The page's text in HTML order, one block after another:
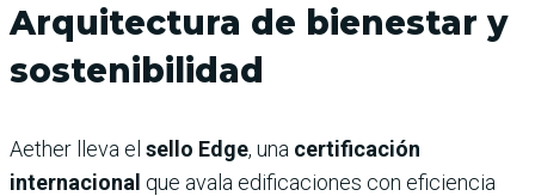
Arquitectura de bienestar y
sostenibilidad
Aether lleva el sello Edge, una certificación
internacional que avala edificaciones con eficiencia